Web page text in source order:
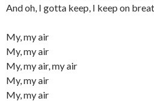
And oh, I gotta keep, I keep on
My, my air
My, my air
My, my air, my air
My, my air
My, my air